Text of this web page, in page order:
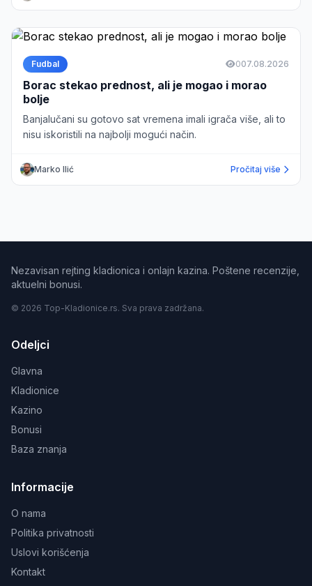
Fudbal 007.08.2026
Borac stekao prednost, ali je mogao i morao
bolje
Banjalučani su gotovo sat vremena imali igrača više, ali to
nisu iskoristili na najbolji mogući način.
Marko Ilić Pročitaj više
Nezavisan rejting kladionica i onlajn kazina. Poštene recenzije,
aktuelni bonusi.
© 2026 Top-Kladionice.rs. Sva prava zadržana.
Odeljci
Glavna
Kladionice
Kazino
Bonusi
Baza znanja
Informacije
O nama
Politika privatnosti
Uslovi korišćenja
Kontakt